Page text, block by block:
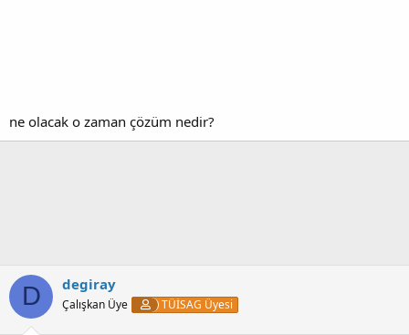
ne olacak o zaman çözüm nedir?
D degiray
Çalışkan Üye TÜİSAG Üyesi